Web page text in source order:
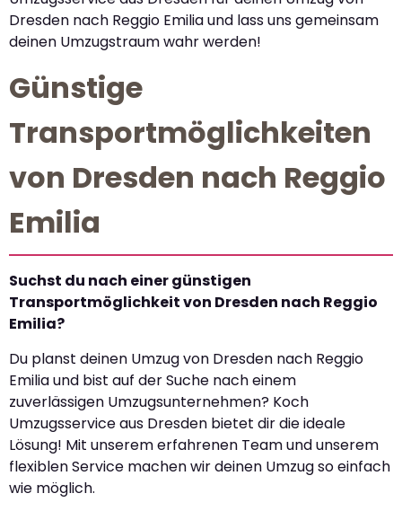
Dresden nach Reggio Emilia und lass uns gemeinsam
deinen Umzugstraum wahr werden!
Günstige
Transportmöglichkeiten
von Dresden nach Reggio
Emilia
Suchst du nach einer günstigen
Transportmöglichkeit von Dresden nach Reggio
Emilia?
Du planst deinen Umzug von Dresden nach Reggio
Emilia und bist auf der Suche nach einem
zuverlässigen Umzugsunternehmen? Koch
Umzugsservice aus Dresden bietet dir die ideale
Lösung! Mit unserem erfahrenen Team und unserem
flexiblen Service machen wir deinen Umzug so einfach
wie möglich.